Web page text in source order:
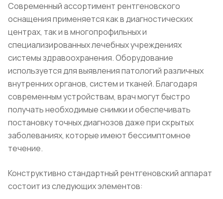
Современный ассортимент рентгеновского
оснащения применяется как в диагностических
центрах, так и в многопрофильных и
специализированных лечебных учреждениях
системы здравоохранения. Оборудование
используется для выявления патологий различных
внутренних органов, систем и тканей. Благодаря
современным устройствам, врач могут быстро
получать необходимые снимки и обеспечивать
постановку точных диагнозов даже при скрытых
заболеваниях, которые имеют бессимптомное
течение.
Конструктивно стандартный рентгеновский аппарат
состоит из следующих элементов: